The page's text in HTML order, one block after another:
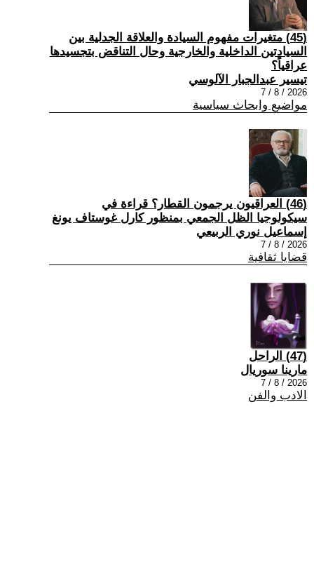
(45) متغيرات مفهوم السيادة والعلاقة الجدلية بين
السيادتين الداخلية والخارجية وحال التناقض بتجسيدها
عراقياً؟
تيسير عبدالجبار الآلوسي
2026 / 8 / 7
مواضيع وابحاث سياسية
(46) العراقيون يرجمون القطار؟ قراءة في
سيكولوجيا الظل الجمعي بمنظور كارل غوستاف يونغ
إسماعيل نوري الربيعي
2026 / 8 / 7
قضايا ثقافية
(47) الراحل
مارينا سوريال
2026 / 8 / 7
الادب والفن